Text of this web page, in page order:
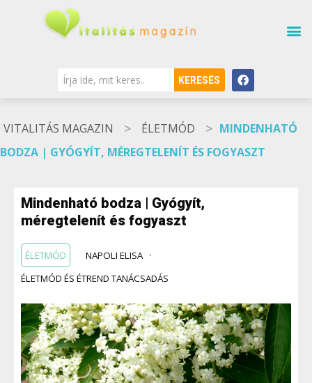
KERESÉS
VITALITÁS MAGAZIN > ÉLETMÓD > MINDENHATÓ
BODZA | GYÓGYÍT, MÉREGTELENÍT ÉS FOGYASZT
Mindenható bodza | Gyógyít,
méregtelenít és fogyaszt
ÉLETMÓD
NAPOLI ELISA
ÉLETMÓD ÉS ÉTREND TANÁCSADÁS